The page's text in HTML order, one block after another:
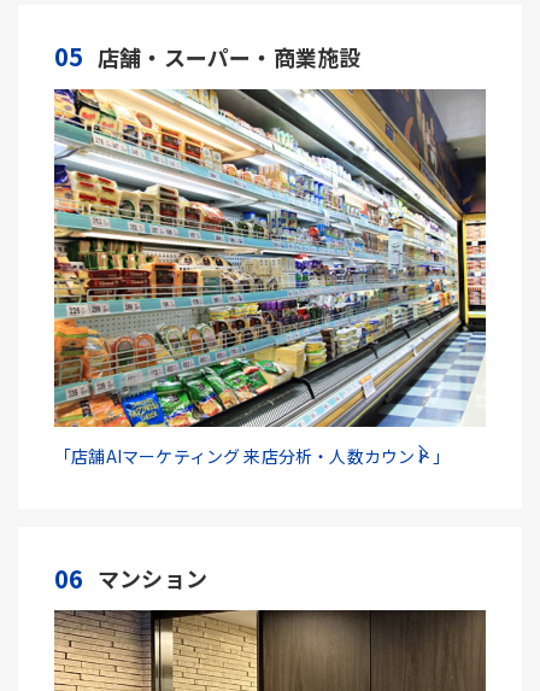
05 店舗・スーパー・商業施設
「店舗AIマーケティング 来店分析・人数カウント」
06 マンション